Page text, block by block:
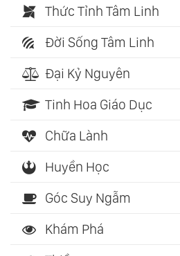
Thức Tỉnh Tâm Linh
Đời Sống Tâm Linh
Đại Kỷ Nguyên
Tinh Hoa Giáo Dục
Chữa Lành
Huyền Học
Góc Suy Ngẫm
Khám Phá